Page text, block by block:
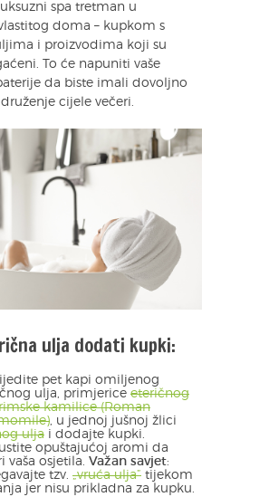
spa tretman u
doma – kupkom s
i proizvodima koji su
To će napuniti vaše
da biste imali dovoljno
cijele večeri.
ulja dodati kupki:
pet kapi omiljenog
ulja, primjerice eteričnog
kamilice (Roman
, u jednoj jušnoj žlici
ulja i dodajte kupki.
opuštajućoj aromi da
vaša osjetila. Važan savjet:
tzv. „vruća ulja” tijekom
jer nisu prikladna za kupku.